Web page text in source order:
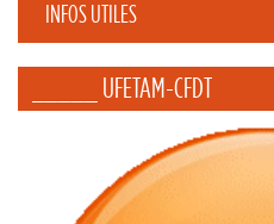
INFOS UTILES
_____ UFETAM-CFDT